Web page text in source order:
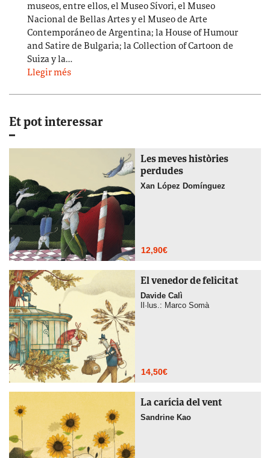
museos, entre ellos, el Museo Sívori, el Museo
Nacional de Bellas Artes y el Museo de Arte
Contemporáneo de Argentina; la House of Humour
and Satire de Bulgaria; la Collection of Cartoon de
Suiza y la…
Llegir més
Et pot interessar
Les meves històries
perdudes
Xan López Domínguez
12,90€
El venedor de felicitat
Davide Calì
Il·lus.: Marco Somà
14,50€
La carícia del vent
Sandrine Kao